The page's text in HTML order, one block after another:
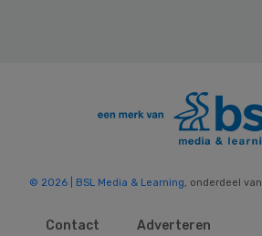
© 2026 | BSL Media & Learning, onderdeel van
Contact Adverteren